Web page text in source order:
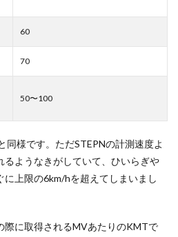
60
70
50〜100
同様です。ただSTEPNの計測速度よ
るようなきがしていて、ひいらぎや
上限の6km/hを超えてしまいまし
際に取得されるMVあたりのKMTで